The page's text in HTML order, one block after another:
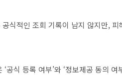
식적인 조회 기록이 남지 않지만,
‘공식 등록 여부’와 ‘정보제공 동의